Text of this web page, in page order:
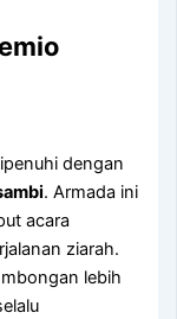
dengan
. Armada ini
acara
ziarah.
lebih